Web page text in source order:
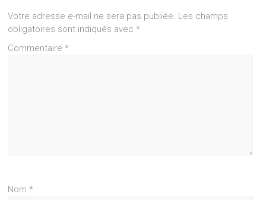
Votre adresse e-mail ne sera pas publiée. Les champs
obligatoires sont indiqués avec*
Commentaire*
Nom*